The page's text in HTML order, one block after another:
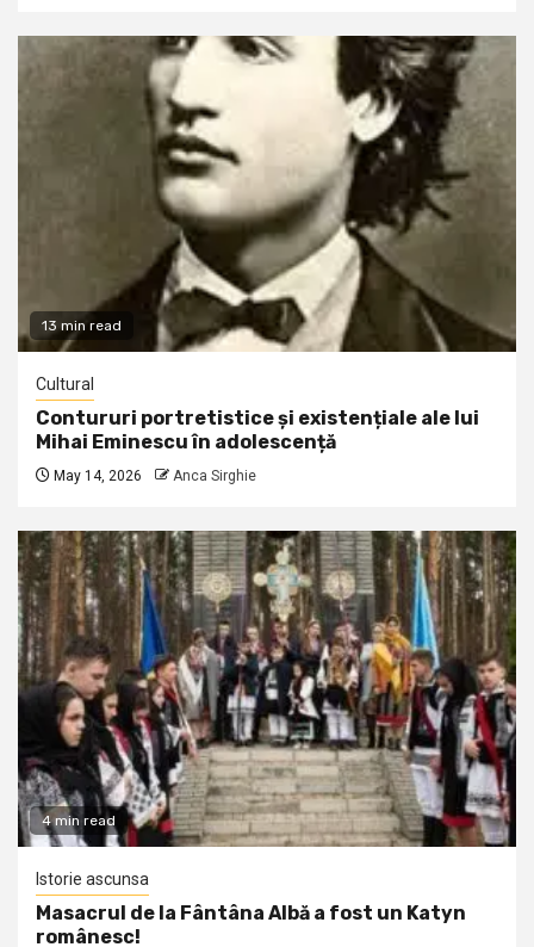
13 min read
Cultural
Contururi portretistice și existențiale ale lui
Mihai Eminescu în adolescență
May 14, 2026 Anca Sirghie
4 min read
Istorie ascunsa
Masacrul de la Fântâna Albă a fost un Katyn
românesc!